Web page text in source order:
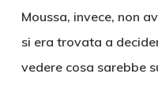
Moussa, invece, non
si era trovata a
vedere cosa sarebbe